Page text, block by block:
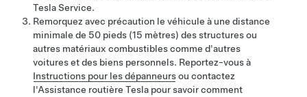
Tesla Service.
Remorquez avec précaution le véhicule à une distance
minimale de 50 pieds (15 mètres) des structures ou
autres matériaux combustibles comme d'autres
voitures et des biens personnels. Reportez-vous à
Instructions pour les dépanneursou contactez
l'Assistance routière Tesla pour savoir comment